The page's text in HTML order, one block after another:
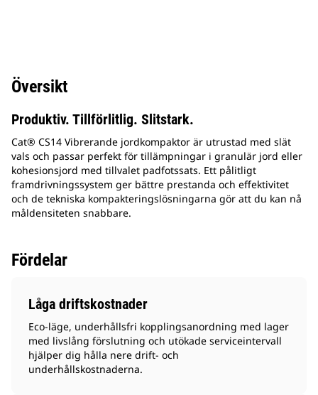
Översikt
Produktiv. Tillförlitlig. Slitstark.
Cat® CS14 Vibrerande jordkompaktor är utrustad med slät
vals och passar perfekt för tillämpningar i granulär jord eller
kohesionsjord med tillvalet padfotssats. Ett pålitligt
framdrivningssystem ger bättre prestanda och effektivitet
och de tekniska kompakteringslösningarna gör att du kan nå
måldensiteten snabbare.
Fördelar
Låga driftskostnader
Eco-läge, underhållsfri kopplingsanordning med lager
med livslång förslutning och utökade serviceintervall
hjälper dig hålla nere drift- och
underhållskostnaderna.